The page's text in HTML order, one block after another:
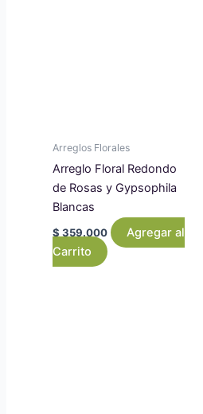
Arreglos Florales
Arreglo Floral Redondo
de Rosas y Gypsophila
Blancas
$ 359.000
Agregar al
Carrito